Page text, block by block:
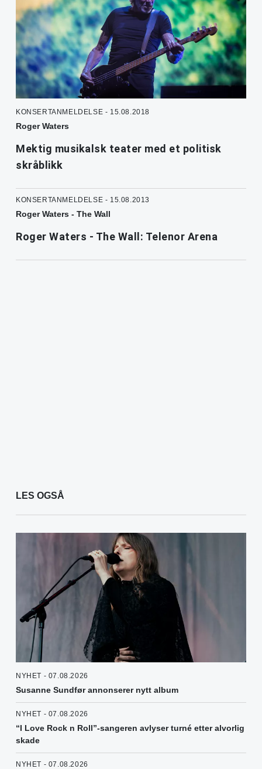
KONSERTANMELDELSE - 15.08.2018
Roger Waters
Mektig musikalsk teater med et politisk
skråblikk
KONSERTANMELDELSE - 15.08.2013
Roger Waters - The Wall
Roger Waters - The Wall: Telenor Arena
LES OGSÅ
NYHET - 07.08.2026
Susanne Sundfør annonserer nytt album
NYHET - 07.08.2026
“I Love Rock n Roll”-sangeren avlyser turné etter alvorlig
skade
NYHET - 07.08.2026